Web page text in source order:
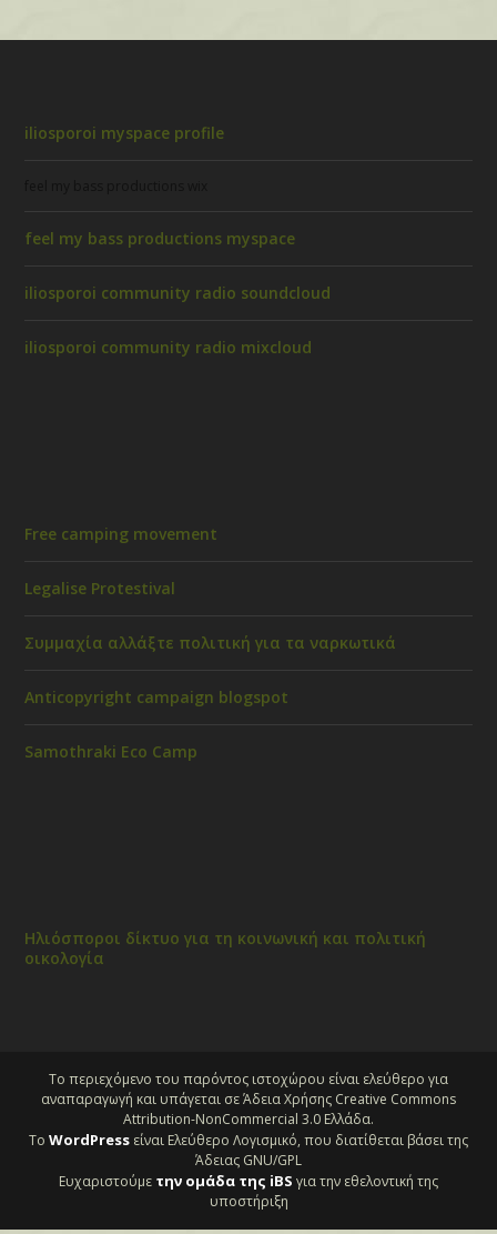
iliosporoi myspace profile
feel my bass productions myspace
iliosporoi community radio soundcloud
iliosporoi community radio mixcloud
Free camping movement
Legalise Protestival
Συμμαχία αλλάξτε πολιτική για τα ναρκωτικά
Anticopyright campaign blogspot
Samothraki Eco Camp
Ηλιόσποροι δίκτυο για τη κοινωνική και πολιτική
οικολογία
Το περιεχόμενο του παρόντος ιστοχώρου είναι ελεύθερο για
αναπαραγωγή και υπάγεται σε Άδεια Χρήσης Creative Commons
Attribution-NonCommercial 3.0 Ελλάδα.
Το WordPress είναι Ελεύθερο Λογισμικό, που διατίθεται βάσει της
Άδειας GNU/GPL
Ευχαριστούμε την ομάδα της iBS για την εθελοντική της
υποστήριξη